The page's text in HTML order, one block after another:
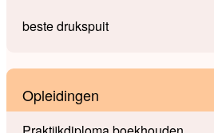
beste drukspuit
Opleidingen